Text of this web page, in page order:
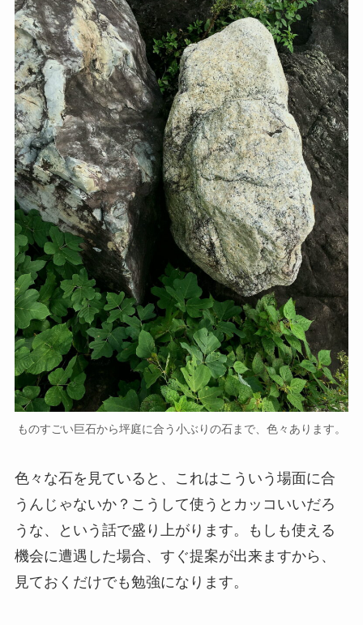
ものすごい巨石から坪庭に合う小ぶりの石まで、色々あります。
色々な石を見ていると、これはこういう場面に合
うんじゃないか？こうして使うとカッコいいだろ
うな、という話で盛り上がります。もしも使える
機会に遭遇した場合、すぐ提案が出来ますから、
見ておくだけでも勉強になります。